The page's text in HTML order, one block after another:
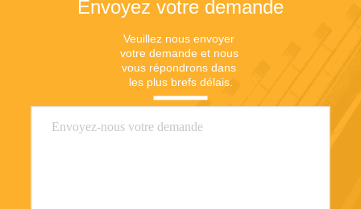
Envoyez votre demande
Veuillez nous envoyer
votre demande et nous
vous répondrons dans
les plus brefs délais.